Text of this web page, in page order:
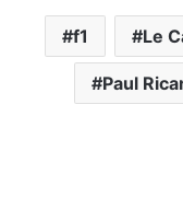
f1 Le
Paul